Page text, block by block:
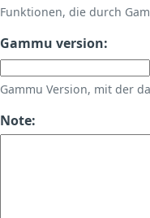
Funktionen, die durch
Gammu version:
Gammu Version, mit der
Note: